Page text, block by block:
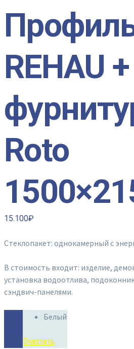
REHAU +
Roto
15.100₽
Стеклопакет: однокамерный с
В стоимость входит: изделие,
установка водоотлива,
сэндвич-панелями.
Белый
Очистить